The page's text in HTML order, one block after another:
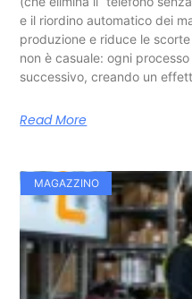
e il riordino automatico dei
produzione e riduce le
non è casuale: ogni
successivo, creando un
Read More
MAGAZZINO